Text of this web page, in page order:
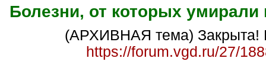
Болезни, от которых
(АРХИВНАЯ тема) Закрыта!
https://forum.vgd.ru/27/